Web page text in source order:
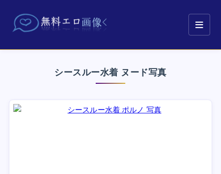
シースルー水着 ヌード写真